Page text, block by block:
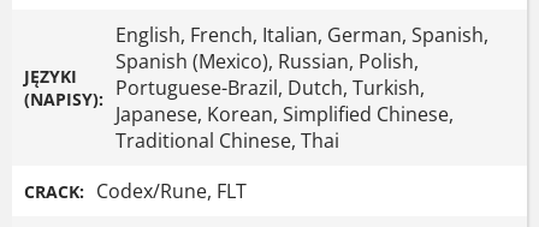
JĘZYKI
(NAPISY):
English, French, Italian, German, Spanish,
Spanish (Mexico), Russian, Polish,
Portuguese-Brazil, Dutch, Turkish,
Japanese, Korean, Simplified Chinese,
Traditional Chinese, Thai
CRACK: Codex/Rune, FLT